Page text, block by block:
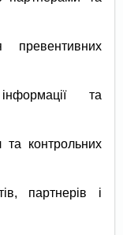
превентивних
та
та контрольних
партнерів і